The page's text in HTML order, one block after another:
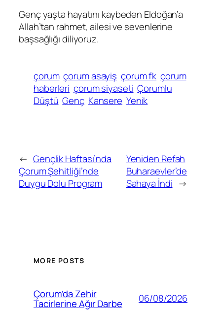
Genç yaşta hayatını kaybeden Eldoğan’a
Allah’tan rahmet, ailesi ve sevenlerine
başsağlığı diliyoruz.
çorum çorum asayiş çorum fk çorum
haberleri çorum siyaseti Çorumlu
Düştü Genç Kansere Yenik
← Gençlik Haftası’nda
Çorum Şehitliği’nde
Duygu Dolu Program
Yeniden Refah
Buharaevler’de
Sahaya İndi →
MORE POSTS
Çorum’da Zehir
Tacirlerine Ağır Darbe 06/08/2026